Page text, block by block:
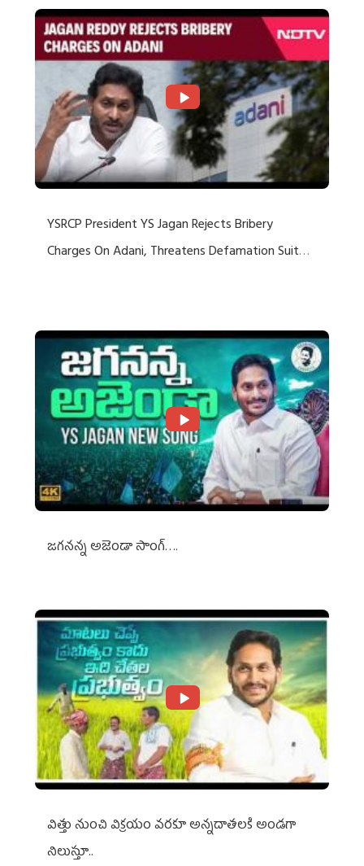
YSRCP President YS Jagan Rejects Bribery
Charges On Adani, Threatens Defamation Suit
జగనన్న అజెండా సాంగ్….
విత్తు నుంచి విక్రయం వరకూ అన్నదాతలకి అండగా
నిలుస్తూ..